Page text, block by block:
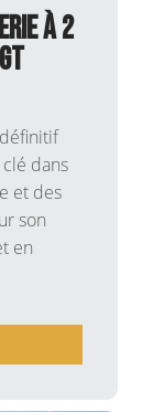
à 2
dans
et des
son
en